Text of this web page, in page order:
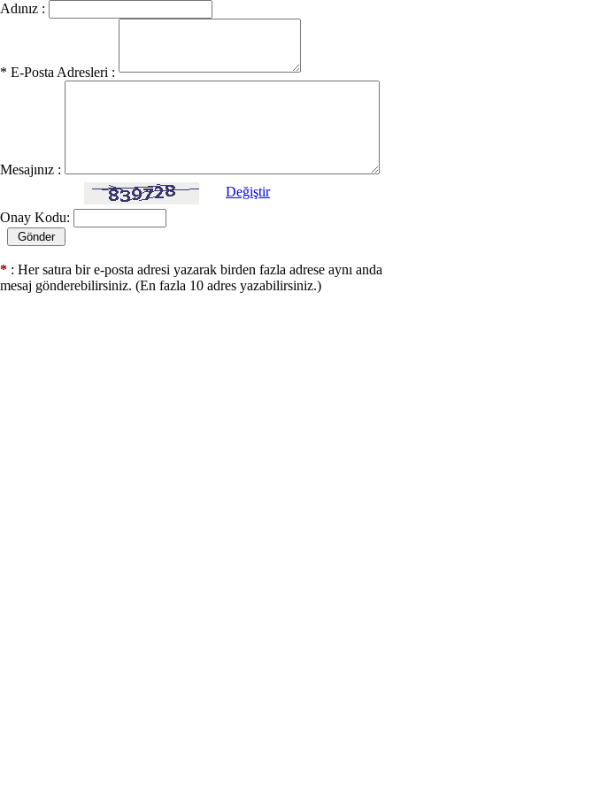
Adınız :
* E-Posta Adresleri :
Mesajınız :
Değiştir
Onay Kodu:
* : Her satıra bir e-posta adresi yazarak birden fazla adrese aynı anda
mesaj gönderebilirsiniz. (En fazla 10 adres yazabilirsiniz.)